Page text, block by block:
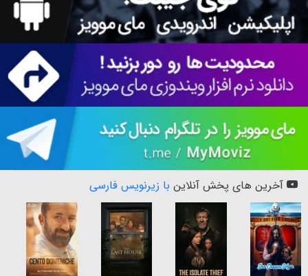
آخرین های پخش آنلاین با زیرنویس فارسی